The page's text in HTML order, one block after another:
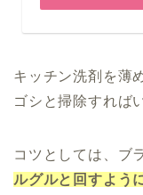
キッチン洗剤を薄
ゴシと掃除すれば
コツとしては、ブ
ルグルと回すよう